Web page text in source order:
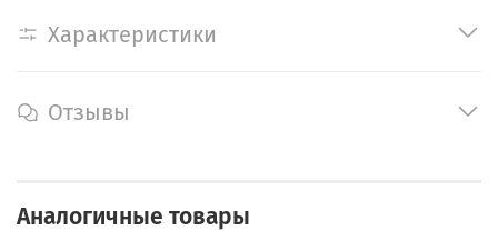
Характеристики
Отзывы
Аналогичные товары